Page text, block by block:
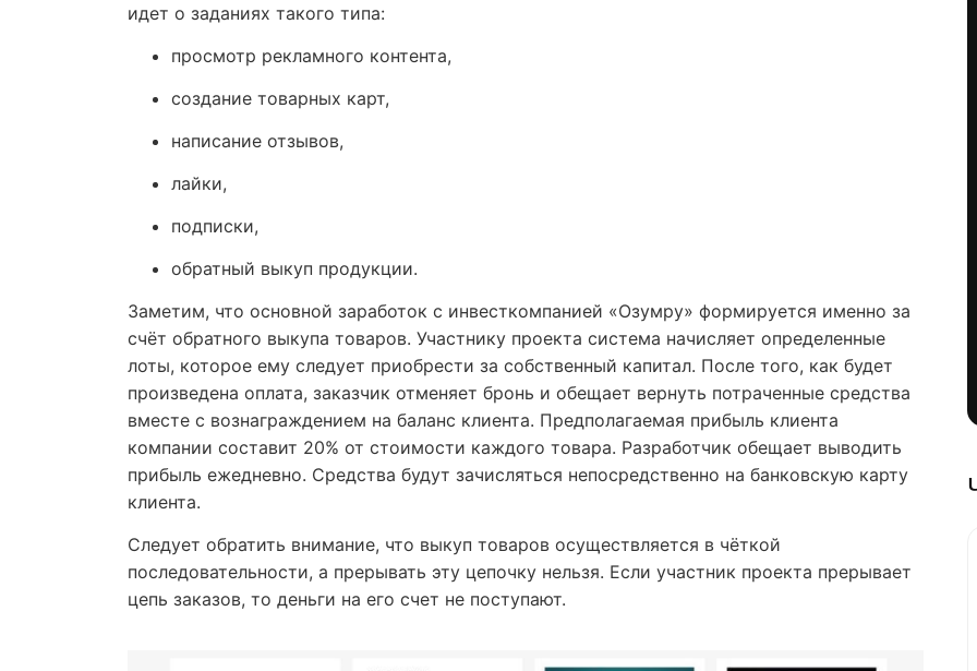
идет о заданиях такого типа:
просмотр рекламного контента,
создание товарных карт,
написание отзывов,
лайки,
подписки,
обратный выкуп продукции.
Заметим, что основной заработок с инвесткомпанией «Озумру» формируется именно за
счёт обратного выкупа товаров. Участнику проекта система начисляет определенные
лоты, которое ему следует приобрести за собственный капитал. После того, как будет
произведена оплата, заказчик отменяет бронь и обещает вернуть потраченные средства
вместе с вознаграждением на баланс клиента. Предполагаемая прибыль клиента
компании составит 20% от стоимости каждого товара. Разработчик обещает выводить
прибыль ежедневно. Средства будут зачисляться непосредственно на банковскую карту
клиента.
Следует обратить внимание, что выкуп товаров осуществляется в чёткой
последовательности, а прерывать эту цепочку нельзя. Если участник проекта прерывает
цепь заказов, то деньги на его счет не поступают.